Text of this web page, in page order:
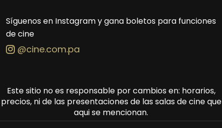
Síguenos en Instagram y gana boletos para funciones
de cine
@cine.com.pa
Este sitio no es responsable por cambios en: horarios,
precios, ni de las presentaciones de las salas de cine que
aqui se mencionan.